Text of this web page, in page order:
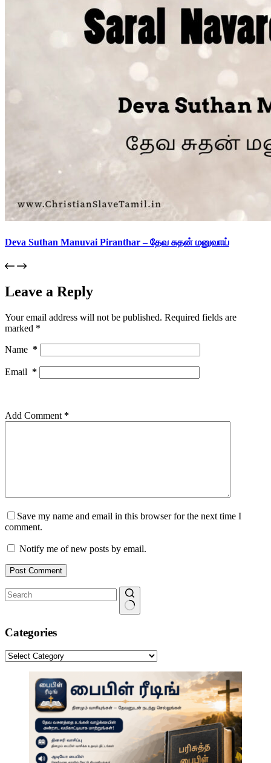
Deva Suthan Manuvai Piranthar – தேவ சுதன் மனுவாய்
Leave a Reply
Your email address will not be published. Required fields are
marked *
Name *
Email *
Add Comment *
Save my name and email in this browser for the next time I
comment.
Notify me of new posts by email.
Post Comment
results
Categories
Categories